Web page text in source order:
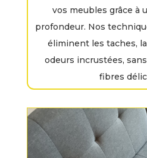
vos meubles grâce à
profondeur. Nos
éliminent les taches,
odeurs incrustées,
fibres